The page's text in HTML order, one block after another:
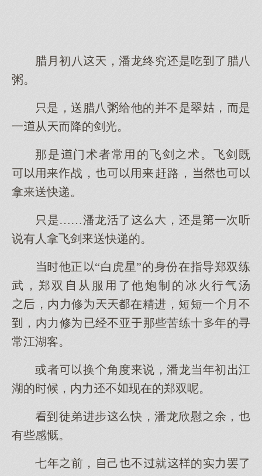
腊月初八，潘龙终究是吃了腊八
粥。
是，送腊八粥给他的并不是翠姑，是
一从降的剑光。
那是门术者常的飞剑术。飞剑既
战，赶路，
拿送快递。
是……潘龙活了，是一次听
说有人拿飞剑送快递的。
他正“白虎星”的身份在指导郑双练
武，郑双从服了他炮制的冰火行气汤
，内力修在精进，短短一月不
，内力修已经不亚那些苦练十年的寻
常江湖客。
或者换角度说，潘龙年初江
湖的候，内力不现在的郑双呢。
徒弟进步快，潘龙欣慰余，
有些感慨。
七年前，己不就的实力罢了